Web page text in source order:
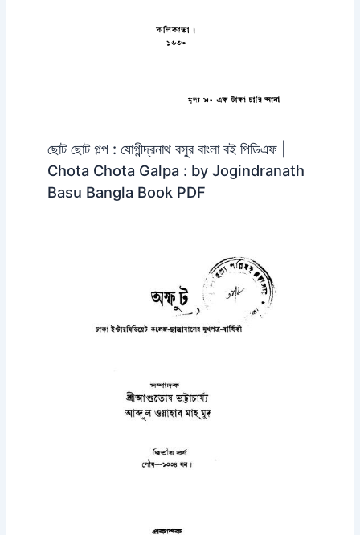
ছোট ছোট গল্প : যোগীন্দ্রনাথ বসুর বাংলা বই পিডিএফ |
Chota Chota Galpa : by Jogindranath
Basu Bangla Book PDF